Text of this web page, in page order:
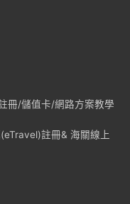
冊/儲值卡/網路方案教學
註冊& 海關線上